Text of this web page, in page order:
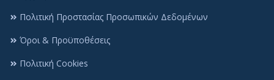
Πολιτική Cookies
Πολιτική Προστασίας Προσωπικών Δεδομένων
Όροι & Προϋποθέσεις
Πολιτική Cookies